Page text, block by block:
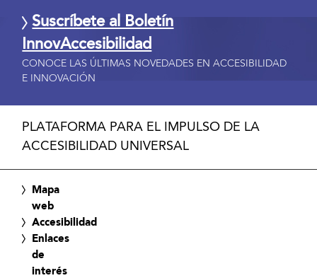
Suscríbete al Boletín
InnovAccesibilidad
CONOCE LAS ÚLTIMAS NOVEDADES EN ACCESIBILIDAD
E INNOVACIÓN
PLATAFORMA PARA EL IMPULSO DE LA
ACCESIBILIDAD UNIVERSAL
Mapa
web
Accesibilidad
Enlaces
de
interés